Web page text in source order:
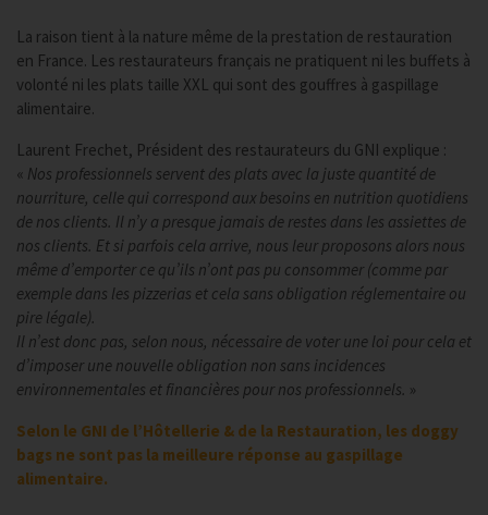
La raison tient à la nature même de la prestation de restauration
en France. Les restaurateurs français ne pratiquent ni les buffets à
volonté ni les plats taille XXL qui sont des gouffres à gaspillage
alimentaire.
Laurent Frechet, Président des restaurateurs du GNI explique :
« Nos professionnels servent des plats avec la juste quantité de
nourriture, celle qui correspond aux besoins en nutrition quotidiens
de nos clients. Il n’y a presque jamais de restes dans les assiettes de
nos clients. Et si parfois cela arrive, nous leur proposons alors nous
même d’emporter ce qu’ils n’ont pas pu consommer (comme par
exemple dans les pizzerias et cela sans obligation réglementaire ou
pire légale).
Il n’est donc pas, selon nous, nécessaire de voter une loi pour cela et
d’imposer une nouvelle obligation non sans incidences
environnementales et financières pour nos professionnels. »
Selon le GNI de l’Hôtellerie & de la Restauration, les doggy
bags ne sont pas la meilleure réponse au gaspillage
alimentaire.